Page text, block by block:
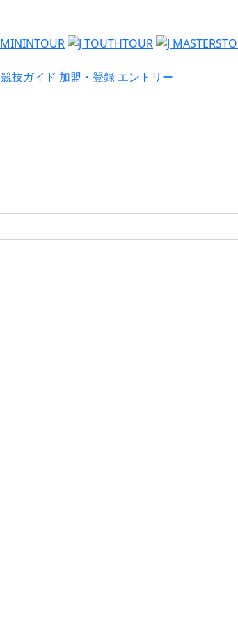
競技ガイド 加盟・登録 エントリー